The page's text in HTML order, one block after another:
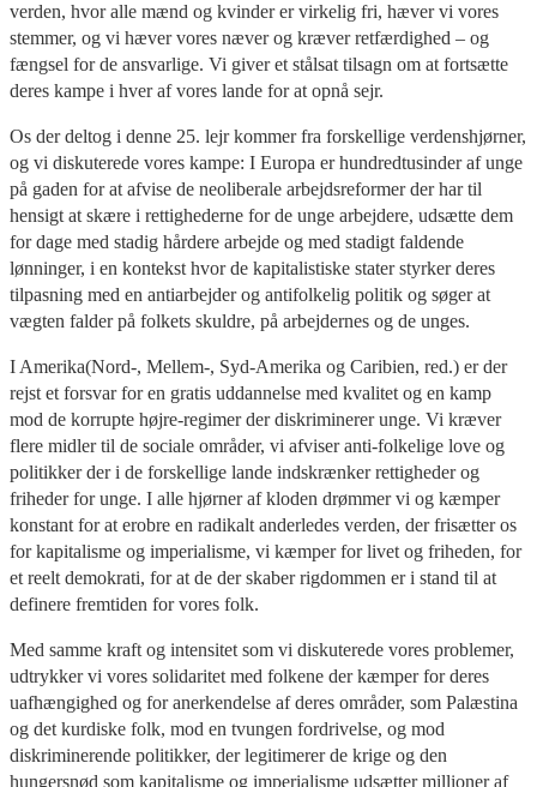
verden, hvor alle mænd og kvinder er virkelig fri, hæver vi vores
stemmer, og vi hæver vores næver og kræver retfærdighed – og
fængsel for de ansvarlige. Vi giver et stålsat tilsagn om at fortsætte
deres kampe i hver af vores lande for at opnå sejr.
Os der deltog i denne 25. lejr kommer fra forskellige verdenshjørner,
og vi diskuterede vores kampe: I Europa er hundredtusinder af unge
på gaden for at afvise de neoliberale arbejdsreformer der har til
hensigt at skære i rettighederne for de unge arbejdere, udsætte dem
for dage med stadig hårdere arbejde og med stadigt faldende
lønninger, i en kontekst hvor de kapitalistiske stater styrker deres
tilpasning med en antiarbejder og antifolkelig politik og søger at
vægten falder på folkets skuldre, på arbejdernes og de unges.
I Amerika(Nord-, Mellem-, Syd-Amerika og Caribien, red.) er der
rejst et forsvar for en gratis uddannelse med kvalitet og en kamp
mod de korrupte højre-regimer der diskriminerer unge. Vi kræver
flere midler til de sociale områder, vi afviser anti-folkelige love og
politikker der i de forskellige lande indskrænker rettigheder og
friheder for unge. I alle hjørner af kloden drømmer vi og kæmper
konstant for at erobre en radikalt anderledes verden, der frisætter os
for kapitalisme og imperialisme, vi kæmper for livet og friheden, for
et reelt demokrati, for at de der skaber rigdommen er i stand til at
definere fremtiden for vores folk.
Med samme kraft og intensitet som vi diskuterede vores problemer,
udtrykker vi vores solidaritet med folkene der kæmper for deres
uafhængighed og for anerkendelse af deres områder, som Palæstina
og det kurdiske folk, mod en tvungen fordrivelse, og mod
diskriminerende politikker, der legitimerer de krige og den
hungersnød som kapitalisme og imperialisme udsætter millioner af